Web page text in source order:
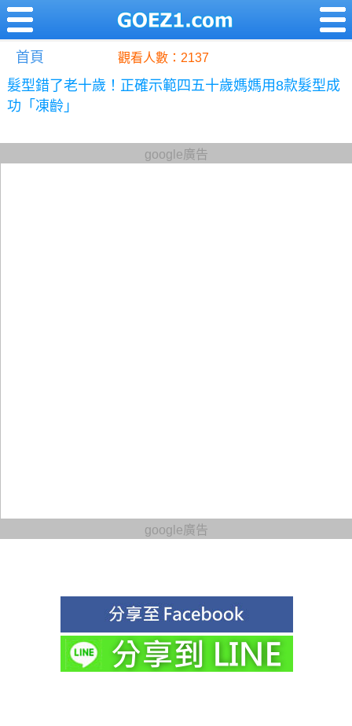
首頁 觀看人數：2137
髮型錯了老十歲！正確示範四五十歲媽媽用8款髮型成
功「凍齡」
google廣告
google廣告